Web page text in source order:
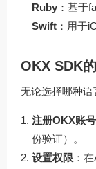
Ruby ：基于
Swift ：用于
OKX SDK
无论选择哪种语
注册OKX账号
份验证）。
设置权限 ：